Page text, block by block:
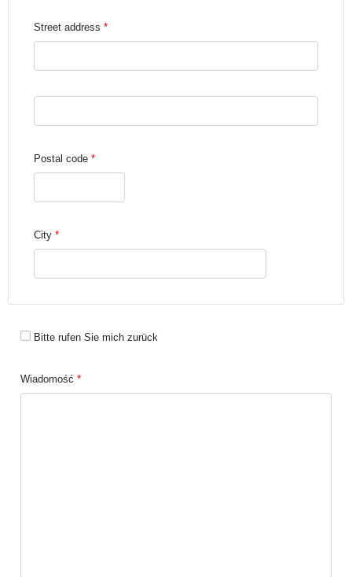
Street address
Street address line 3
Postal code
City
Bitte rufen Sie mich zurück
Wiadomość